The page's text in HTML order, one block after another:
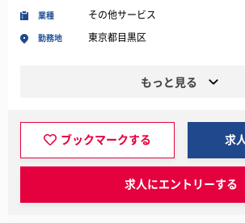
業種 その他サービス
勤務地 東京都目黒区
もっと見る
ブックマークする 求
求人にエントリーする